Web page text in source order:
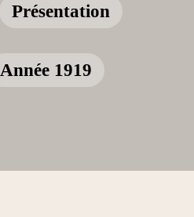
Présentation
Année 1919